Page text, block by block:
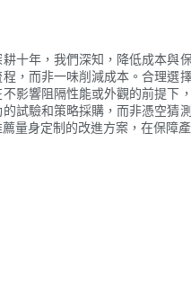
十年，我們深知，降低成本與
，而非一味削減成本。合理選
影響阻隔性能或外觀的前提下
試驗和策略採購，而非憑空猜
量身定制的改進方案，在保障